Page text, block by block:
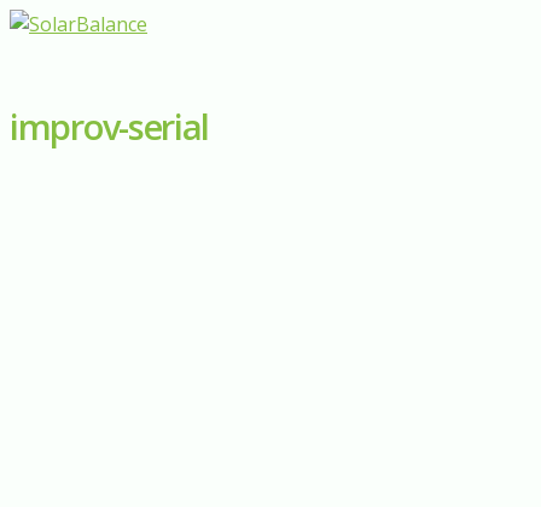
improv-serial